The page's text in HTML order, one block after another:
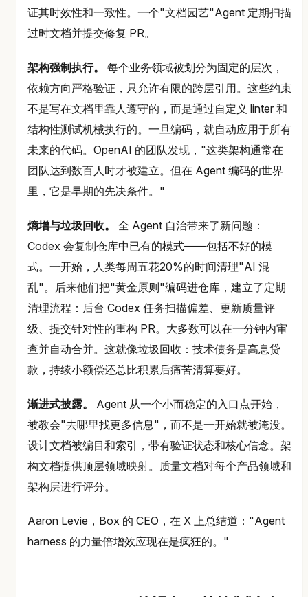
证其时效性和一致性。一个"文档园艺"Agent 定期扫描
过时文档并提交修复 PR。
架构强制执行。
每个业务领域被划分为固定的层次，
依赖方向严格验证，只允许有限的跨层引用。这些约束
不是写在文档里靠人遵守的，而是通过自定义 linter 和
结构性测试机械执行的。一旦编码，就自动应用于所有
未来的代码。OpenAI 的团队发现，"这类架构通常在
团队达到数百人时才被建立。但在 Agent 编码的世界
里，它是早期的先决条件。"
熵增与垃圾回收。
全 Agent 自治带来了新问题：
Codex 会复制仓库中已有的模式——包括不好的模
式。一开始，人类每周五花20%的时间清理"AI 混
乱"。后来他们把"黄金原则"编码进仓库，建立了定期
清理流程：后台 Codex 任务扫描偏差、更新质量评
级、提交针对性的重构 PR。大多数可以在一分钟内审
查并自动合并。这就像垃圾回收：技术债务是高息贷
款，持续小额偿还总比积累后痛苦清算要好。
渐进式披露。
Agent 从一个小而稳定的入口点开始，
被教会"去哪里找更多信息"，而不是一开始就被淹没。
设计文档被编目和索引，带有验证状态和核心信念。架
构文档提供顶层领域映射。质量文档对每个产品领域和
架构层进行评分。
Aaron Levie，Box 的 CEO，在 X 上总结道："Agent
harness 的力量倍增效应现在是疯狂的。"